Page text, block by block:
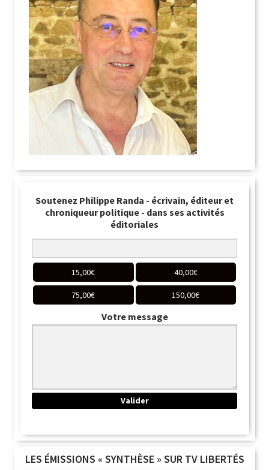
Soutenez Philippe Randa - écrivain, éditeur et
chroniqueur politique - dans ses activités
éditoriales
15,00€ 40,00€
75,00€ 150,00€
Votre message
LES ÉMISSIONS « SYNTHÈSE » SUR TV LIBERTÉS